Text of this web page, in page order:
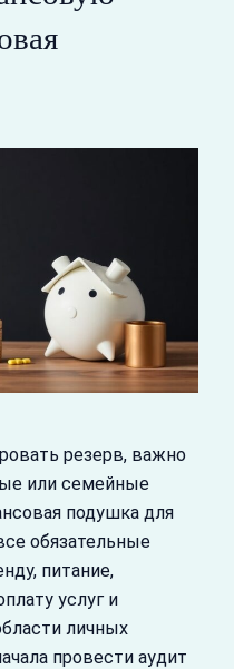
резерв, важно
или семейные
подушка для
обязательные
питание,
услуг и
личных
провести аудит